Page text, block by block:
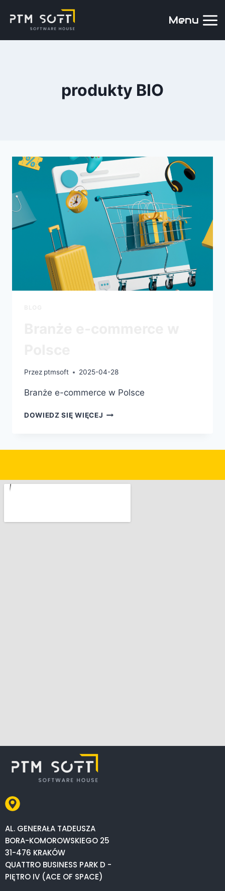
Menu
produkty BIO
Przez ptmsoft 2025-04-28
Branże e-commerce w Polsce
DOWIEDZ SIĘ WIĘCEJ
AL. GENERAŁA TADEUSZA
BORA-KOMOROWSKIEGO 25
31-476 KRAKÓW
QUATTRO BUSINESS PARK D -
PIĘTRO IV (ACE OF SPACE)